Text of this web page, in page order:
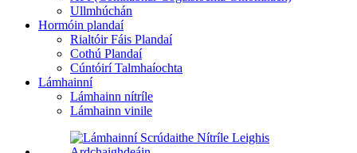
Ullmhúchán
Hormóin plandaí
Rialtóir Fáis Plandaí
Cothú Plandaí
Cúntóirí Talmhaíochta
Lámhainní
Lámhainn nítríle
Lámhainn vinile